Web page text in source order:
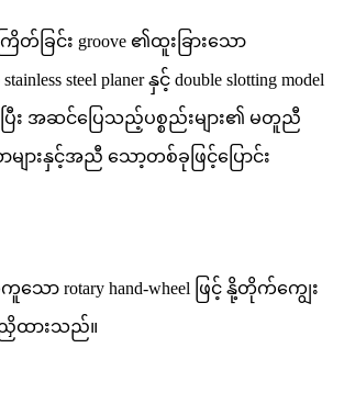
တ်ခြင်း groove ၏ထူးခြားသော
steel planer နှင့် double slotting model
ြီး အဆင်ပြေသည့်ပစ္စည်းများ၏ မတူညီ
ျားနှင့်အညီ သော့တစ်ခုဖြင့်ပြောင်း
rotary hand-wheel ဖြင့် နို့တိုက်ကျွေး
ထားသည်။